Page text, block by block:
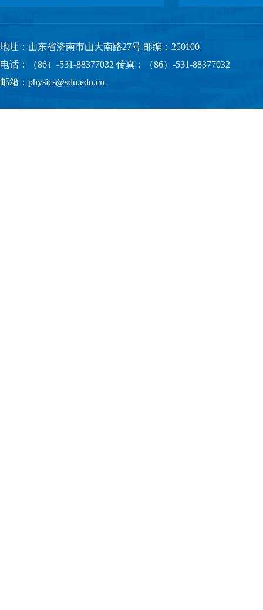
地址：山东省济南市山大南路27号 邮编：250100
电话：（86）-531-88377032 传真：（86）-531-88377032
邮箱：physics@sdu.edu.cn